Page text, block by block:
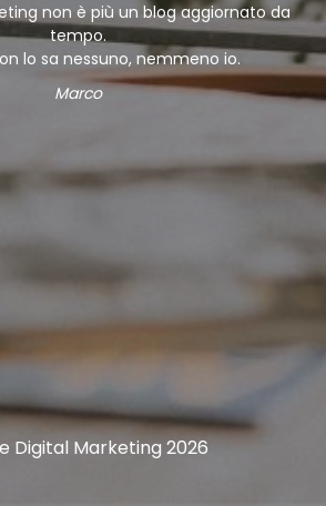
non è più un blog aggiornato da
tempo.
lo sa nessuno, nemmeno io.
Marco
Digital Marketing 2026